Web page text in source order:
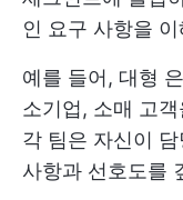
인 요구 사항을
예를 들어, 대형
소기업, 소매 고
각 팀은 자신이
사항과 선호도를